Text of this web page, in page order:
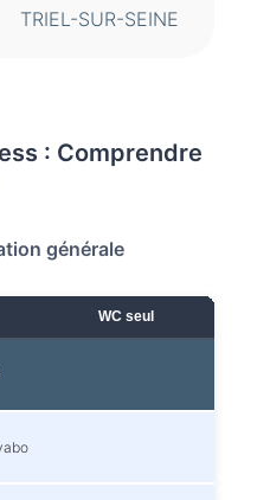
TRIEL-SUR-SEINE
: Comprendre
générale
WC seul